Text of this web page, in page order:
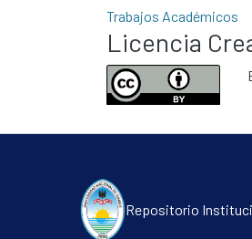
Trabajos Académicos
Licencia
Repositorio